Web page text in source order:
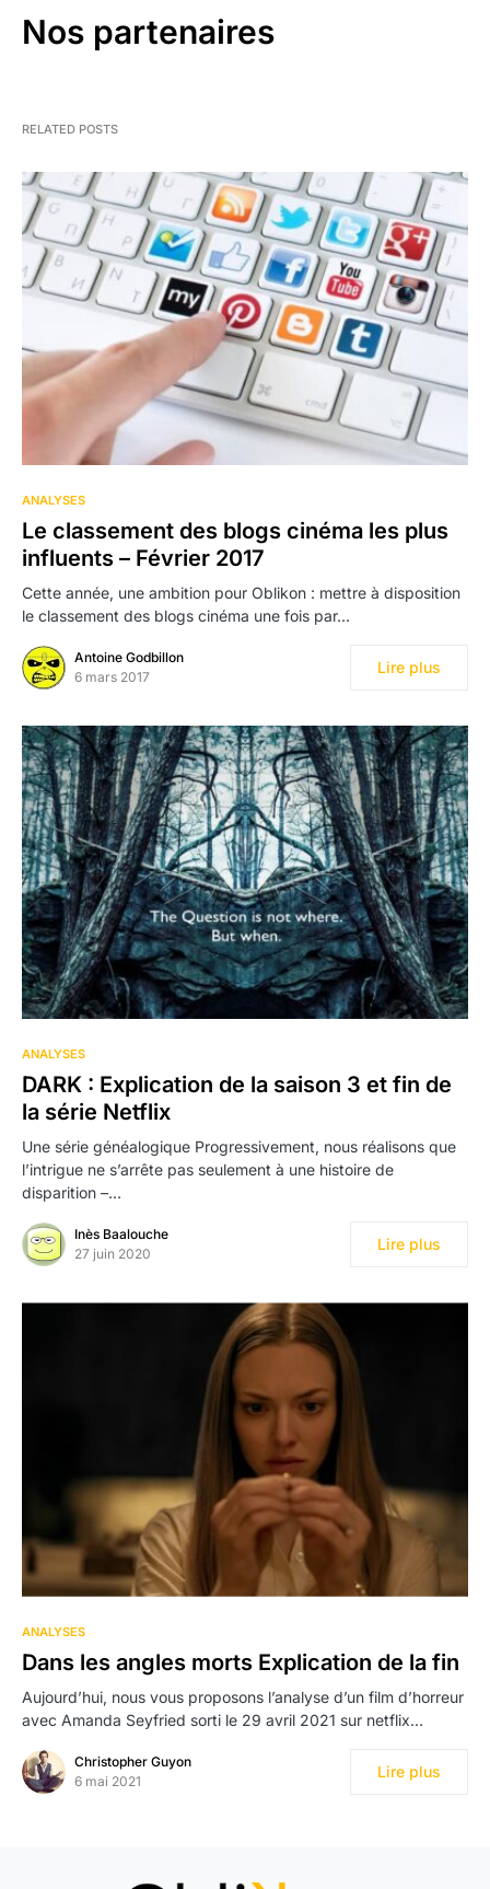
Nos partenaires
RELATED POSTS
ANALYSES
Le classement des blogs cinéma les plus
influents – Février 2017
Cette année, une ambition pour Oblikon : mettre à disposition
le classement des blogs cinéma une fois par…
Antoine Godbillon
6 mars 2017
Lire plus
ANALYSES
DARK : Explication de la saison 3 et fin de
la série Netflix
Une série généalogique Progressivement, nous réalisons que
l’intrigue ne s’arrête pas seulement à une histoire de
disparition –…
Inès Baalouche
27 juin 2020
Lire plus
ANALYSES
Dans les angles morts Explication de la fin
Aujourd’hui, nous vous proposons l’analyse d’un film d’horreur
avec Amanda Seyfried sorti le 29 avril 2021 sur netflix…
Christopher Guyon
6 mai 2021
Lire plus